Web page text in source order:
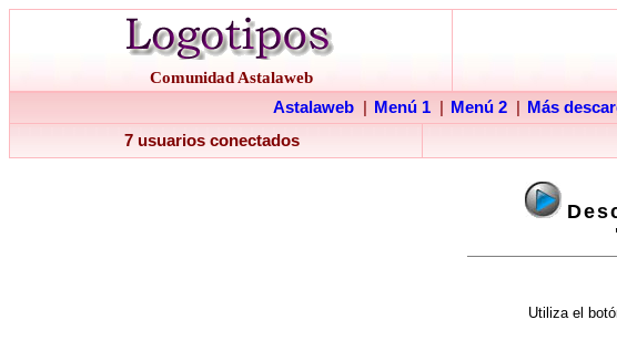
Comunidad Astalaweb
Astalaweb
Menú 1 Menú 2 Más
7 usuarios conectados
Utiliza el